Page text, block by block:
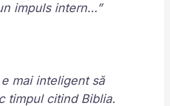
impuls intern…”
e mai inteligent să
timpul citind Biblia.